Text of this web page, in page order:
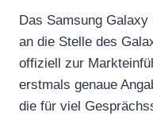
Das Samsung
an die Stelle des
offiziell zur
erstmals genaue
die für viel